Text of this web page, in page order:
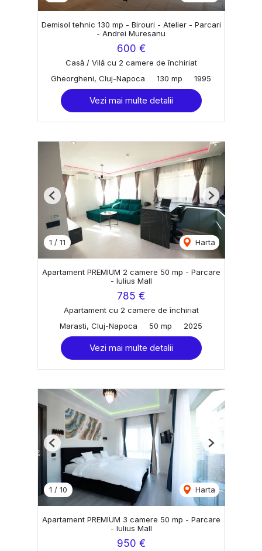
Demisol tehnic 130 mp - Birouri - Atelier - Parcari
- Andrei Muresanu
600 €
Casă / Vilă cu 2 camere de închiriat
Gheorgheni, Cluj-Napoca
130 mp 1995
Vezi mai multe detalii
1 / 11 Harta
Previous Next
Apartament PREMIUM 2 camere 50 mp - Parcare
- Iulius Mall
785 €
Apartament cu 2 camere de închiriat
Marasti, Cluj-Napoca
50 mp 2025
Vezi mai multe detalii
1 / 10 Harta
Previous Next
Apartament PREMIUM 3 camere 50 mp - Parcare
- Iulius Mall
950 €